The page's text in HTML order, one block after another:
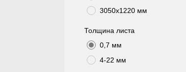
3050х1220 мм
Толщина листа
0,7 мм
4-22 мм